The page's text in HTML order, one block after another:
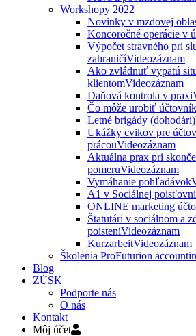
Workshopy 2022
Novinky v mzdovej
Koncoročné operácie v
Výpočet stravného pri
zahraničíVideozáznam
Ako zvládnuť vypätú
klientomVideozáznam
Daňová kontrola v praxi
Čo môže urobiť
Letné brigády (dohodári)
Ukážky cvikov pre
prácouVideozáznam
Aktuálna prax pri
pomeruVideozáznam
Vymáhanie pohľadávok
A1 v Sociálnej poisťovni
ONLINE marketing
Štatutári v sociálnom a
poisteníVideozáznam
KurzarbeitVideozáznam
Školenia ProFuturion
Blog
ZÚSK
Podporte nás
O nás
Kontakt
Môj účet